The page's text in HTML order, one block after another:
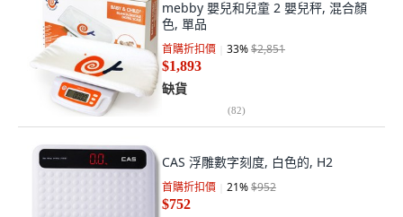
mebby 嬰兒和兒童 2 嬰兒秤, 混合顏
色, 單品
首購折扣價 33%$2,851
$1,893
缺貨
(82)
CAS 浮雕數字刻度, 白色的, H2
首購折扣價 21%$952
$752